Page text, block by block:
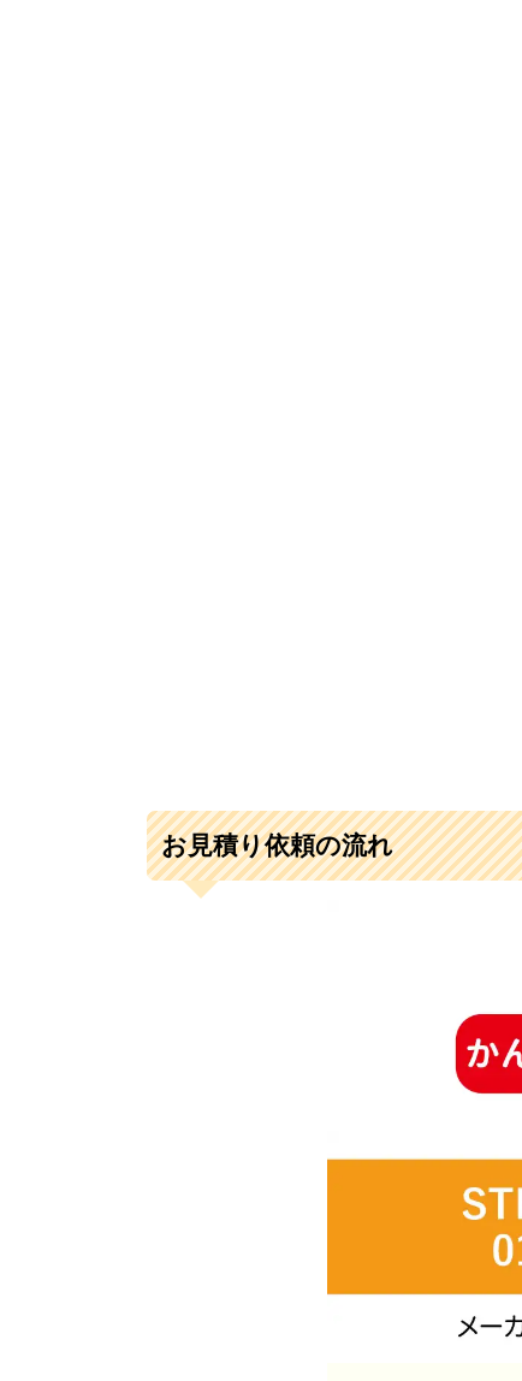
お見積り依頼の流れ